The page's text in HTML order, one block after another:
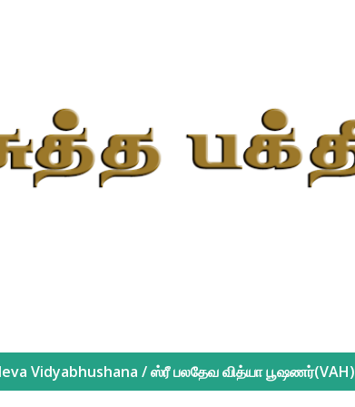
Vidyabhushana / ஸ்ரீ பலதேவ வித்யா பூஷணர்(VAH)